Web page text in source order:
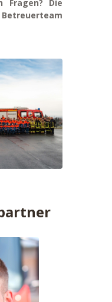
Fragen? Die
Betreuerteam